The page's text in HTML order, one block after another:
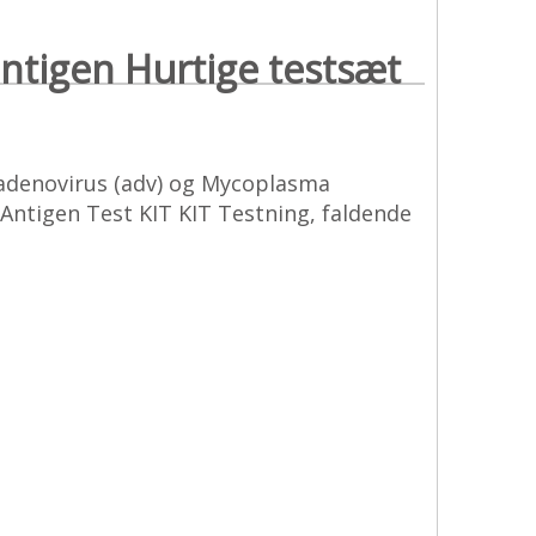
Hurtige testsæt
(adv) og Mycoplasma
Test KIT KIT Testning, faldende